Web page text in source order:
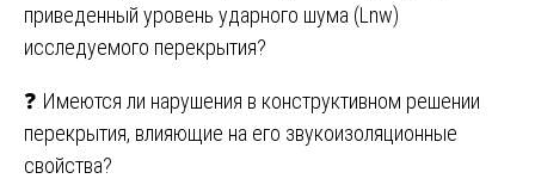
приведенный уровень ударного шума (Lnw)
исследуемого перекрытия?
❓ Имеются ли нарушения в конструктивном решении
перекрытия, влияющие на его звукоизоляционные
свойства?